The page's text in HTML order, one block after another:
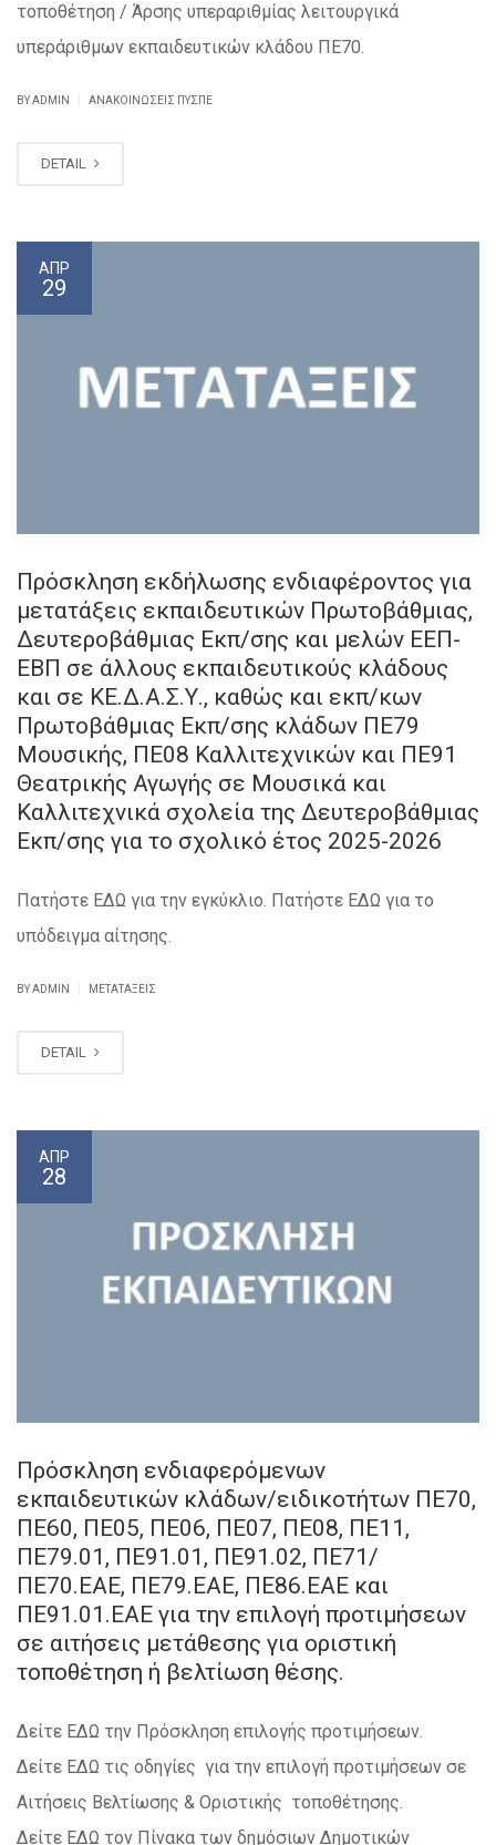
τοποθέτηση / Άρσης υπεραριθμίας λειτουργικά
υπεράριθμων εκπαιδευτικών κλάδου ΠΕ70.
BY ADMIN ΑΝΑΚΟΙΝΏΣΕΙΣ ΠΥΣΠΕ
DETAIL
ΑΠΡ
29
Πρόσκληση εκδήλωσης ενδιαφέροντος για
μετατάξεις εκπαιδευτικών Πρωτοβάθμιας,
Δευτεροβάθμιας Εκπ/σης και μελών ΕΕΠ-
ΕΒΠ σε άλλους εκπαιδευτικούς κλάδους
και σε ΚΕ.Δ.Α.Σ.Υ., καθώς και εκπ/κων
Πρωτοβάθμιας Εκπ/σης κλάδων ΠΕ79
Μουσικής, ΠΕ08 Καλλιτεχνικών και ΠΕ91
Θεατρικής Αγωγής σε Μουσικά και
Καλλιτεχνικά σχολεία της Δευτεροβάθμιας
Εκπ/σης για το σχολικό έτος 2025-2026
Πατήστε ΕΔΩ για την εγκύκλιο. Πατήστε ΕΔΩ για το
υπόδειγμα αίτησης.
BY ADMIN ΜΕΤΑΤΆΞΕΙΣ
DETAIL
ΑΠΡ
28
Πρόσκληση ενδιαφερόμενων
εκπαιδευτικών κλάδων/ειδικοτήτων ΠΕ70,
ΠΕ60, ΠΕ05, ΠΕ06, ΠΕ07, ΠΕ08, ΠΕ11,
ΠΕ79.01, ΠΕ91.01, ΠΕ91.02, ΠΕ71/
ΠΕ70.ΕΑΕ, ΠΕ79.ΕΑΕ, ΠΕ86.ΕΑΕ και
ΠΕ91.01.ΕΑΕ για την επιλογή προτιμήσεων
σε αιτήσεις μετάθεσης για οριστική
τοποθέτηση ή βελτίωση θέσης.
Δείτε ΕΔΩ την Πρόσκληση επιλογής προτιμήσεων.
Δείτε ΕΔΩ τις οδηγίες για την επιλογή προτιμήσεων σε
Αιτήσεις Βελτίωσης & Οριστικής τοποθέτησης.
Δείτε ΕΔΩ τον Πίνακα των δημόσιων Δημοτικών